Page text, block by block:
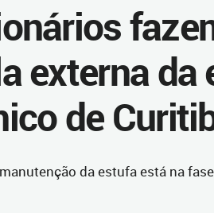
externa
de
da estufa está na